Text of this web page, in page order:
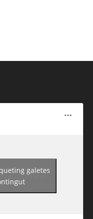
guiadereus/
galetes